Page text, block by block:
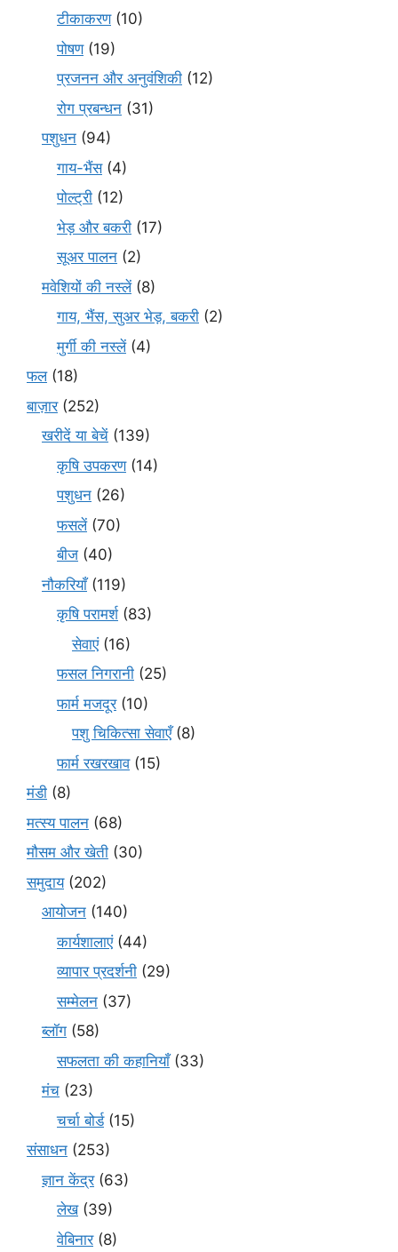
टीकाकरण(10)
पोषण(19)
प्रजनन और अनुवंशिकी (12)
रोग प्रबन्धन (31)
पशुधन (94)
गाय-भैंस(4)
पोल्ट्री (12)
भेड़ और बकरी (17)
सूअर पालन (2)
मवेशियों की नस्लें(8)
गाय, भैंस, सुअर भेड़, बकरी (2)
मुर्गी की नस्लें(4)
फल(18)
बाज़ार(252)
खरीदें या बेचें (139)
कृषि उपकरण(14)
पशुधन (26)
फसलें(70)
बीज (40)
नौकरियाँ(119)
कृषि परामर्श(83)
सेवाएं(16)
फसल निगरानी (25)
फार्म मजदूर(10)
पशु चिकित्सा सेवाएँ(8)
फार्म रखरखाव(15)
मंडी (8)
मत्स्य पालन (68)
मौसम और खेती (30)
समुदाय(202)
आयोजन (140)
कार्यशालाएं(44)
व्यापार प्रदर्शनी (29)
सम्मेलन (37)
ब्लॉग (58)
सफलता की कहानियाँ(33)
मंच (23)
चर्चा बोर्ड(15)
संसाधन (253)
ज्ञान केंद्र(63)
लेख(39)
वेबिनार(8)